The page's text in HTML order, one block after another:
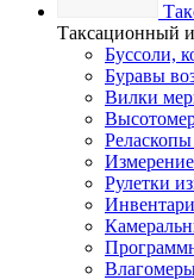
Таксационный
Буссоли,
Буравы
Вилки
Рулетки